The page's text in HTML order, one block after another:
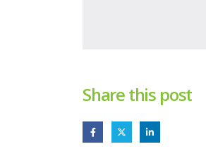
Share this post